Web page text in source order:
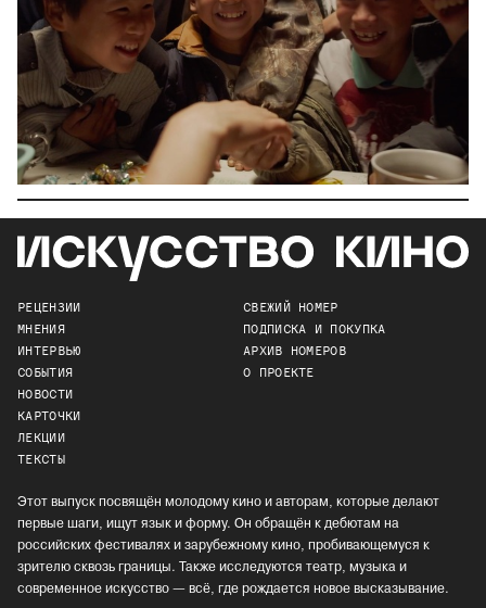
РЕЦЕНЗИИ
МНЕНИЯ
ИНТЕРВЬЮ
СОБЫТИЯ
НОВОСТИ
КАРТОЧКИ
ЛЕКЦИИ
ТЕКСТЫ
СВЕЖИЙ НОМЕР
ПОДПИСКА И ПОКУПКА
АРХИВ НОМЕРОВ
О ПРОЕКТЕ
Этот выпуск посвящён молодому кино и авторам, которые делают
первые шаги, ищут язык и форму. Он обращён к дебютам на
российских фестивалях и зарубежному кино, пробивающемуся к
зрителю сквозь границы. Также исследуются театр, музыка и
современное искусство — всё, где рождается новое высказывание.